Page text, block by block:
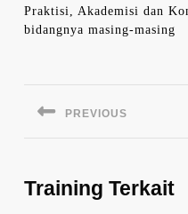
Praktisi, Akademisi dan
bidangnya masing-masing
PREVIOUS
Training Terkait